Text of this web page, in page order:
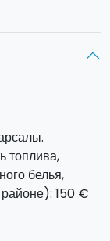
каюты с
топлива,
белья,
150 €